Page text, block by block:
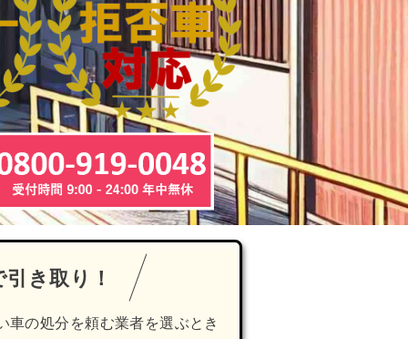
き取り！
の処分を頼む業者を選ぶとき